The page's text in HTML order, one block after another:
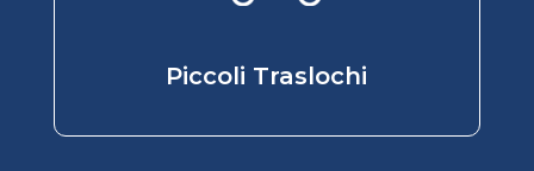
Piccoli Traslochi